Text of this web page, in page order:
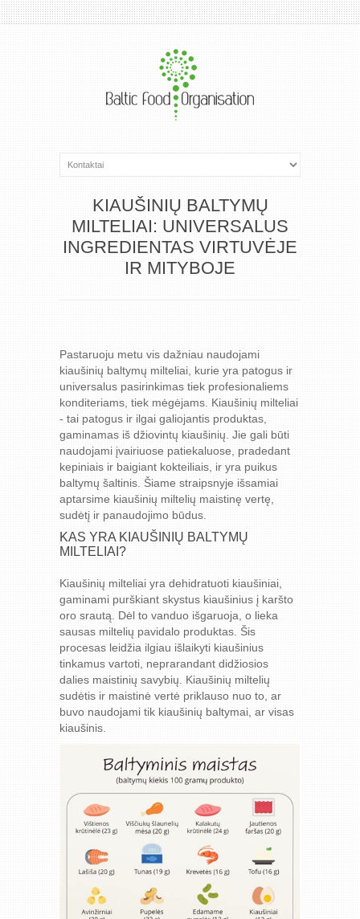
KIAUŠINIŲ BALTYMŲ
MILTELIAI: UNIVERSALUS
INGREDIENTAS VIRTUVĖJE
IR MITYBOJE
Pastaruoju metu vis dažniau naudojami
kiaušinių baltymų milteliai, kurie yra patogus ir
universalus pasirinkimas tiek profesionaliems
konditeriams, tiek mėgėjams. Kiaušinių milteliai
- tai patogus ir ilgai galiojantis produktas,
gaminamas iš džiovintų kiaušinių. Jie gali būti
naudojami įvairiuose patiekaluose, pradedant
kepiniais ir baigiant kokteiliais, ir yra puikus
baltymų šaltinis. Šiame straipsnyje išsamiai
aptarsime kiaušinių miltelių maistinę vertę,
sudėtį ir panaudojimo būdus.
KAS YRA KIAUŠINIŲ BALTYMŲ
MILTELIAI?
Kiaušinių milteliai yra dehidratuoti kiaušiniai,
gaminami purškiant skystus kiaušinius į karšto
oro srautą. Dėl to vanduo išgaruoja, o lieka
sausas miltelių pavidalo produktas. Šis
procesas leidžia ilgiau išlaikyti kiaušinius
tinkamus vartoti, neprarandant didžiosios
dalies maistinių savybių. Kiaušinių miltelių
sudėtis ir maistinė vertė priklauso nuo to, ar
buvo naudojami tik kiaušinių baltymai, ar visas
kiaušinis.